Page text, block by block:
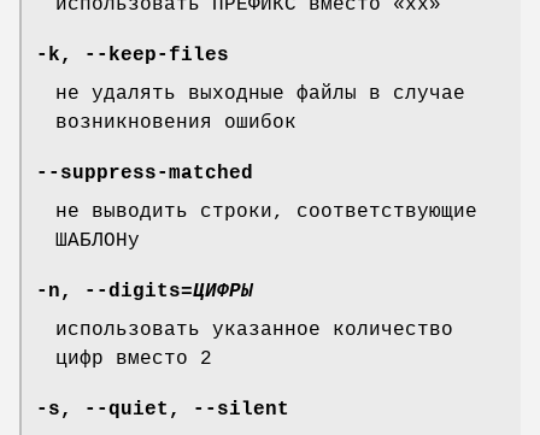
-k ,
--keep-files
не удалять выходные файлы в случае
возникновения ошибок
--suppress-matched
не выводить строки, соответствующие
ШАБЛОНу
-n , --digits=ЦИФРЫ
использовать указанное количество
цифр вместо 2
-s , --quiet ,
--silent